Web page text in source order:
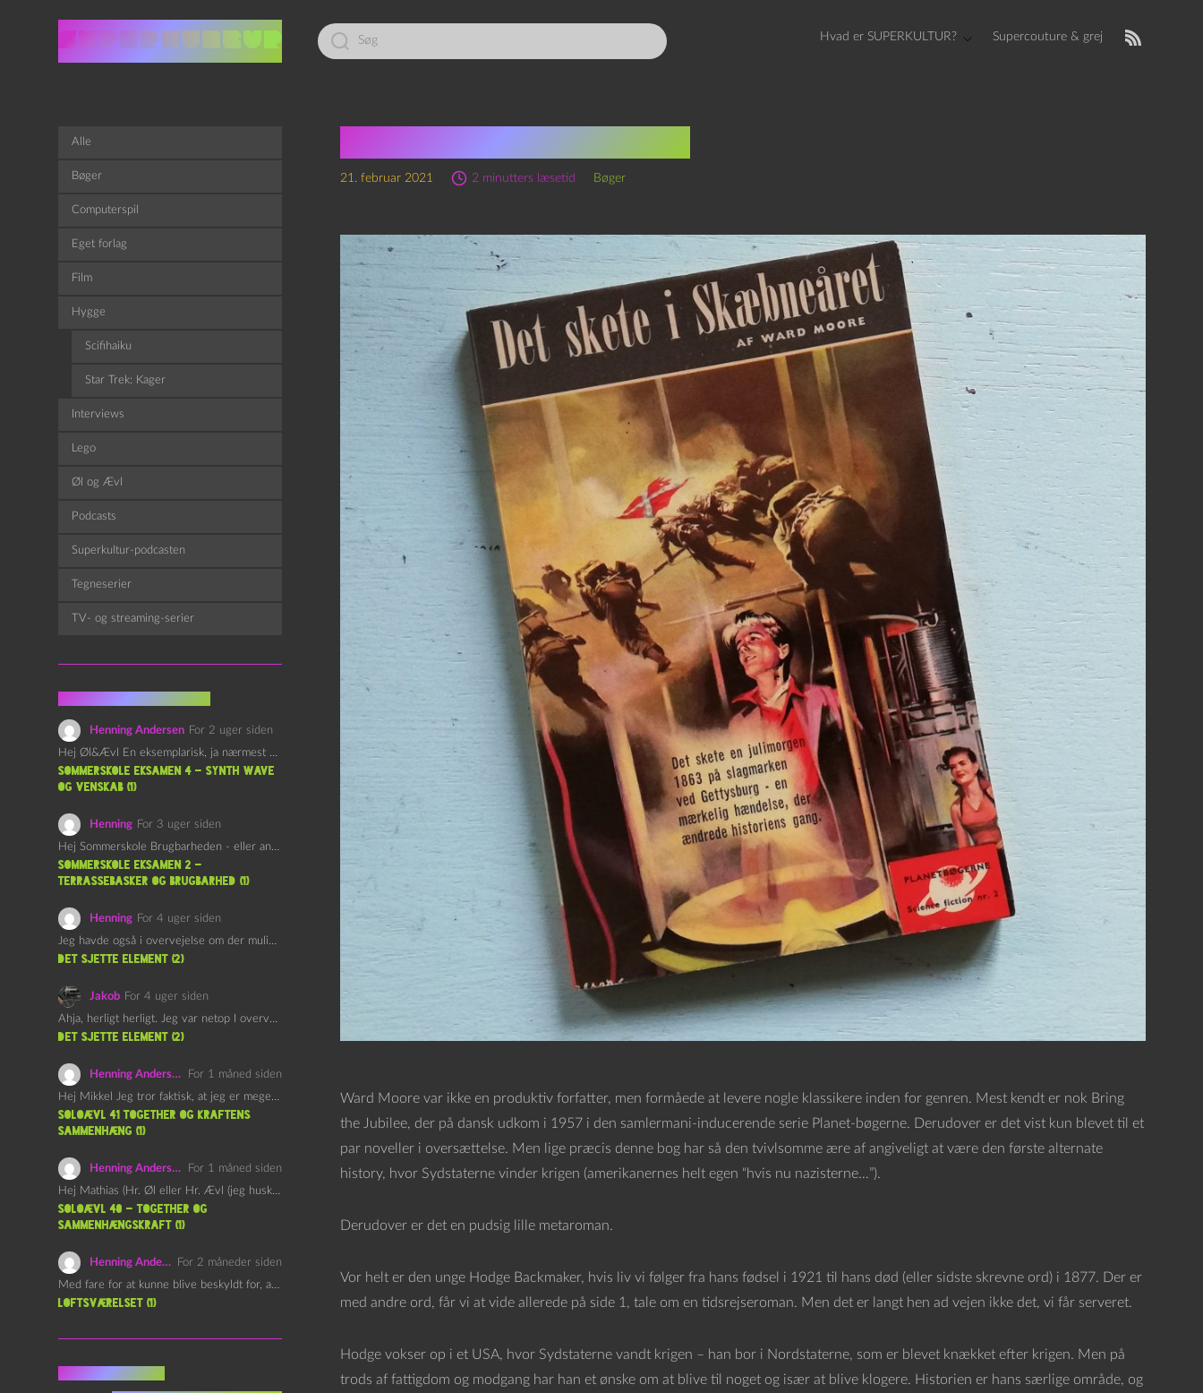
Led
efter:
Hvad er SUPERKULTUR? Supercouture & grej
21. februar 2021 2 minutters læsetid Bøger
Ward Moore var ikke en produktiv forfatter, men formåede at levere nogle klassikere inden for genren. Mest kendt er nok Bring
the Jubilee, der på dansk udkom i 1957 i den samlermani-inducerende serie Planet-bøgerne. Derudover er det vist kun blevet til et
par noveller i oversættelse. Men lige præcis denne bog har så den tvivlsomme ære af angiveligt at være den første alternate
history, hvor Sydstaterne vinder krigen (amerikanernes helt egen “hvis nu nazisterne…”).
Derudover er det en pudsig lille metaroman.
Vor helt er den unge Hodge Backmaker, hvis liv vi følger fra hans fødsel i 1921 til hans død (eller sidste skrevne ord) i 1877. Der er
med andre ord, får vi at vide allerede på side 1, tale om en tidsrejseroman. Men det er langt hen ad vejen ikke det, vi får serveret.
Hodge vokser op i et USA, hvor Sydstaterne vandt krigen – han bor i Nordstaterne, som er blevet knækket efter krigen. Men på
trods af fattigdom og modgang har han et ønske om at blive til noget og især at blive klogere. Historien er hans særlige område, og
Alle
Bøger
Computerspil
Eget forlag
Film
Hygge
Scifihaiku
Star Trek: Kager
Interviews
Lego
Øl og Ævl
Podcasts
Superkultur-podcasten
Tegneserier
TV- og streaming-serier
Henning Andersen For 2 uger siden
Hej Øl&Ævl En eksemplarisk, ja nærmest yndefuld, afslutning på SOMMERSKOLEN.…
Sommerskole Eksamen 4 – Synth Wave
og Venskab (1)
Henning For 3 uger siden
Hej Sommerskole Brugbarheden - eller anvendeligheden - af "Øl&Ævl" er…
Sommerskole Eksamen 2 –
Terrassebasker og Brugbarhed (1)
Henning For 4 uger siden
Jeg havde også i overvejelse om der muligvis kunne være…
det sjette element (2)
Jakob For 4 uger siden
Ahja, herligt herligt. Jeg var netop I overvejelser om at…
det sjette element (2)
Henning Andersen
For 1 måned siden
Hej Mikkel Jeg tror faktisk, at jeg er meget enig…
Soloævl 41 Together og Kraftens
Sammenhæng (1)
Henning Andersen
For 1 måned siden
Hej Mathias (Hr. Øl eller Hr. Ævl (jeg husker ikke…
Soloævl 40 – Together og
sammenhængskraft (1)
Henning Andersen
For 2 måneder siden
Med fare for at kunne blive beskyldt for, at være…
Loftsværelset (1)